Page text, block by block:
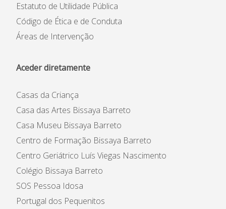
Estatuto de Utilidade Pública
Código de Ética e de Conduta
Áreas de Intervenção
Aceder diretamente
Casas da Criança
Casa das Artes Bissaya Barreto
Casa Museu Bissaya Barreto
Centro de Formação Bissaya Barreto
Centro Geriátrico Luís Viegas Nascimento
Colégio Bissaya Barreto
SOS Pessoa Idosa
Portugal dos Pequenitos